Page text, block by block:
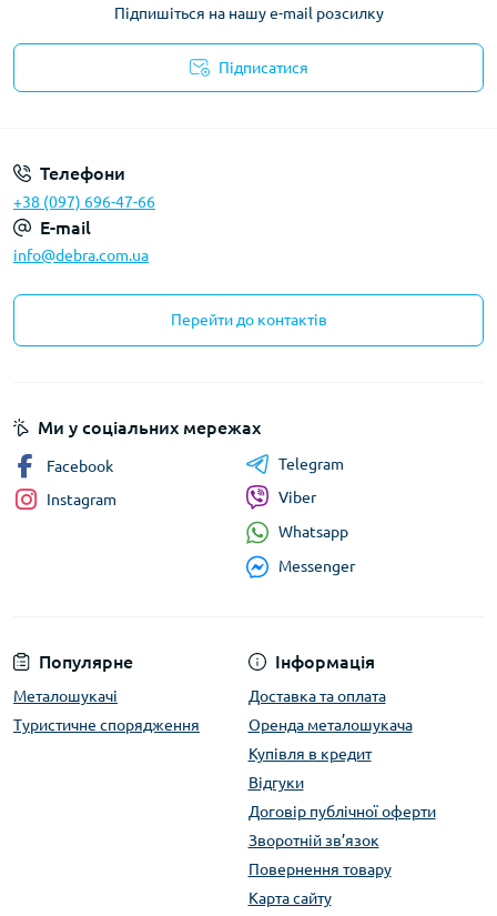
Підпишіться на нашу e-mail розсилку
Підписатися
Телефони
+38 (097) 696-47-66
E-mail
info@debra.com.ua
Перейти до контактів
Популярне
Металошукачі
Туристичне спорядження
Інформація
Доставка та оплата
Оренда металошукача
Купівля в кредит
Відгуки
Договір публічної оферти
Зворотній зв’язок
Повернення товару
Карта сайту
Ми у соціальних мережах
Facebook
Instagram
Telegram
Viber
Whatsapp
Messenger